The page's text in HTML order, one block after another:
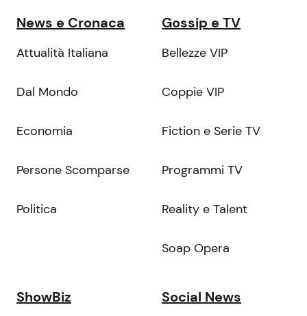
News e Cronaca
Attualità Italiana
Dal Mondo
Economia
Persone Scomparse
Politica
Gossip e TV
Bellezze VIP
Coppie VIP
Fiction e Serie TV
Programmi TV
Reality e Talent
Soap Opera
ShowBiz Social News